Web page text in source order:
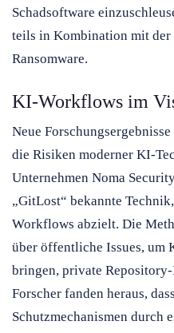
Schadsoftware
teils in Kombination mit der
Ransomware.
KI-Workflows im
Neue
die Risiken moderner KI-
Unternehmen Noma
„GitLost“ bekannte
Workflows abzielt. Die
über öffentliche Issues, um
bringen, private
Forscher fanden heraus,
Schutzmechanismen durch